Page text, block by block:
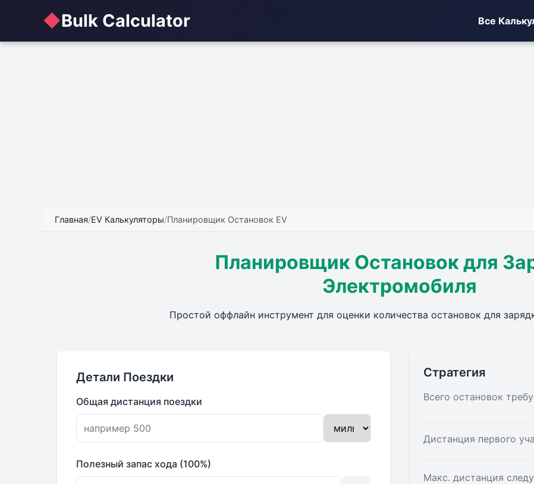
◆Bulk Calculator Все
Главная/EV Калькуляторы/Планировщик Остановок EV
Планировщик Остановок для
Электромобиля
Простой оффлайн инструмент для оценки количества остановок для
Детали Поездки
Общая дистанция поездки
Полезный запас хода (100%)
Стратегия
Всего остановок
Дистанция первого
Макс. дистанция